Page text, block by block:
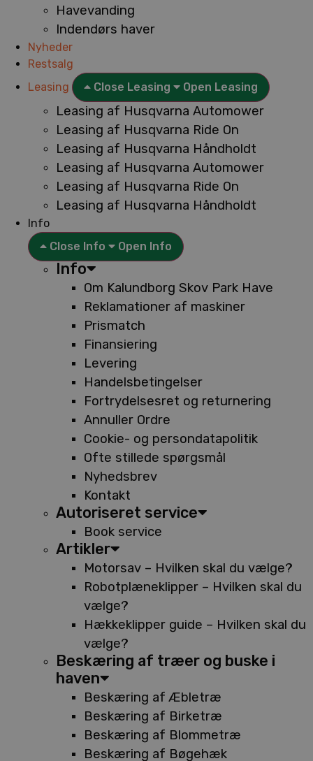
Havevanding
Indendørs haver
Nyheder
Restsalg
Leasing
Close Leasing Open Leasing
Leasing af Husqvarna Automower
Leasing af Husqvarna Ride On
Leasing af Husqvarna Håndholdt
Leasing af Husqvarna Automower
Leasing af Husqvarna Ride On
Leasing af Husqvarna Håndholdt
Info
Close Info
Open Info
Info
Om Kalundborg Skov Park Have
Reklamationer af maskiner
Prismatch
Finansiering
Levering
Handelsbetingelser
Fortrydelsesret og returnering
Annuller Ordre
Cookie- og persondatapolitik
Ofte stillede spørgsmål
Nyhedsbrev
Kontakt
Autoriseret service
Book service
Artikler
Motorsav – Hvilken skal du vælge?
Robotplæneklipper – Hvilken skal du
vælge?
Hækkeklipper guide – Hvilken skal du
vælge?
Beskæring af træer og buske i
haven
Beskæring af Æbletræ
Beskæring af Birketræ
Beskæring af Blommetræ
Beskæring af Bøgehæk